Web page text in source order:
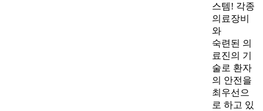
스템! 각종
의료장비
와
숙련된 의
료진의 기
술로 환자
의 안전을
최우선으
로 하고 있